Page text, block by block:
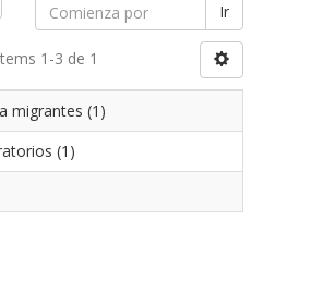
Ir
1-3 de 1
migrantes (1)
(1)